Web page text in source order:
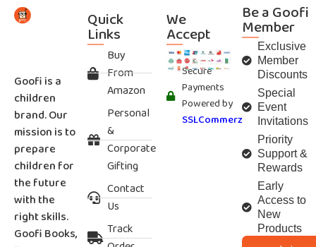
Goofi is a
children
brand. Our
mission is to
prepare
children for
the future
with the
right skills.
Goofi Books,
Quick
Links
Buy
From
Amazon
Personal
&
Corporate
Gifting
Contact
Us
Track
We
Accept
Secure
Payments
Powered by
SSLCommerz
Be a Goofi
Member
Exclusive
Member
Discounts
Special
Event
Invitations
Priority
Support &
Rewards
Early
Access to
New
Products